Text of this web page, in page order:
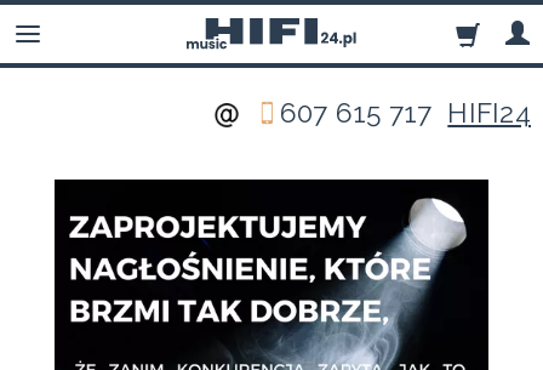
607 615 717 HIFI24